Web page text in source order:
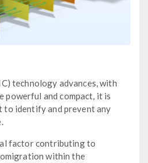
technology advances, with
powerful and compact, it is
to identify and prevent any
factor contributing to
within the